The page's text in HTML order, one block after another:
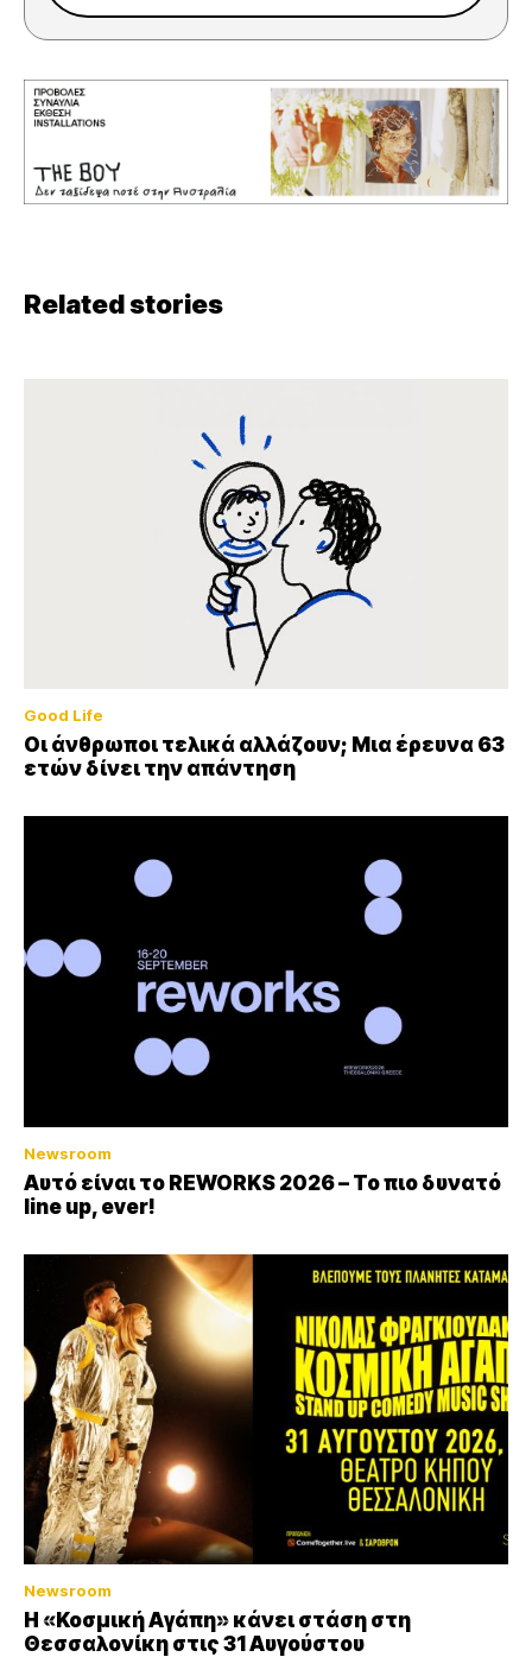
Related stories
Good Life
Οι άνθρωποι τελικά αλλάζουν; Μια έρευνα 63
ετών δίνει την απάντηση
Newsroom
Αυτό είναι το REWORKS 2026 – Το πιο δυνατό
line up, ever!
Newsroom
Η «Κοσμική Αγάπη» κάνει στάση στη
Θεσσαλονίκη στις 31 Αυγούστου